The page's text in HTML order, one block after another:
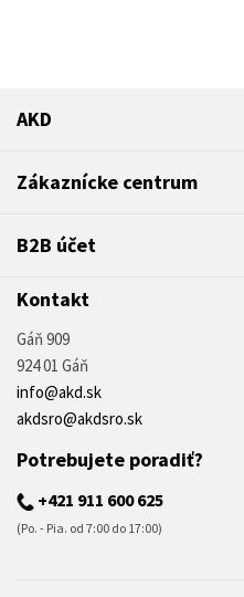
AKD
Zákaznícke centrum
B2B účet
Kontakt
Gáň 909
924 01 Gáň
info@akd.sk
akdsro@akdsro.sk
Potrebujete poradiť?
+421 911 600 625
(Po. - Pia. od 7:00 do 17:00)